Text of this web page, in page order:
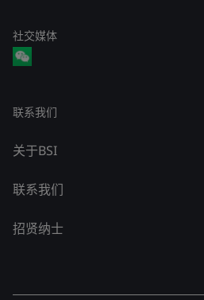
社交媒体
联系我们
关于BSI
联系我们
招贤纳士